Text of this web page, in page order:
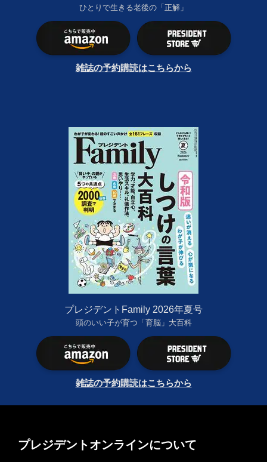
ひとりで生きる老後の「正解」
雑誌の予約購読はこちらから
プレジデントFamily 2026年夏号
頭のいい子が育つ「育脳」大百科
雑誌の予約購読はこちらから
プレジデントオンラインについて